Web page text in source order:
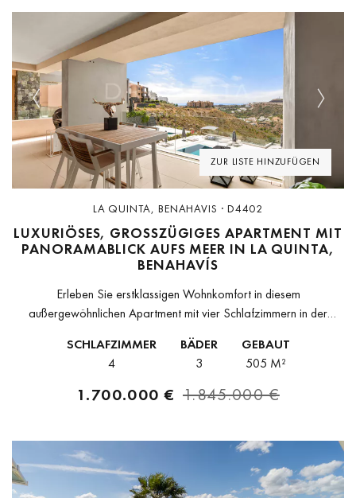
ZUR LISTE HINZUFÜGEN
Previous Next
LA QUINTA, BENAHAVIS · D4402
LUXURIÖSES, GROSSZÜGIGES APARTMENT MIT P
ANORAMABLICK AUFS MEER IN LA QUINTA, B
ENAHAVÍS
Erleben Sie erstklassigen Wohnkomfort in diesem
außergewöhnlichen Apartment mit vier Schlafzimmern in der
Zusammenlegung zweier Einheiten entsteht ein Wohnraum von
SCHLAFZIMMER
4
BÄDER
3
GEBAUT
505 M²
1.700.000 € 1.845.000 €